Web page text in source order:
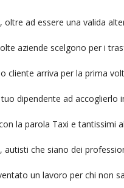
, oltre ad essere una valida
aziende scelgono per i
cliente arriva per la prima
dipendente ad
la parola Taxi e tantissimi
autisti che siano dei
un lavoro per chi non